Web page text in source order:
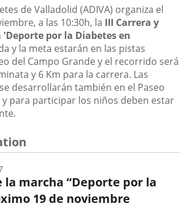
de Valladolid (ADIVA) organiza el
a las 10:30h, la III Carrera y
por la Diabetes en
y la meta estarán en las pistas
del Campo Grande y el recorrido será
y 6 Km para la carrera. Las
desarrollarán también en el Paseo
y para participar los niños deben estar
la marcha “Deporte por la
19 de noviembre